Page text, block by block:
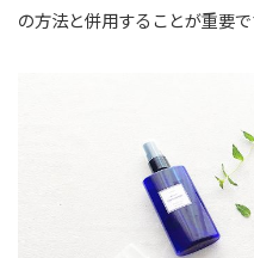
の方法と併用することが重要で